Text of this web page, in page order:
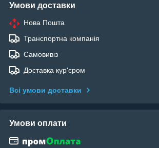
Умови доставки
Нова Пошта
Транспортна компанія
Самовивіз
Доставка кур'єром
Всі умови доставки
Умови оплати